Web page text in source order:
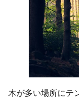
木が多い場所にテ